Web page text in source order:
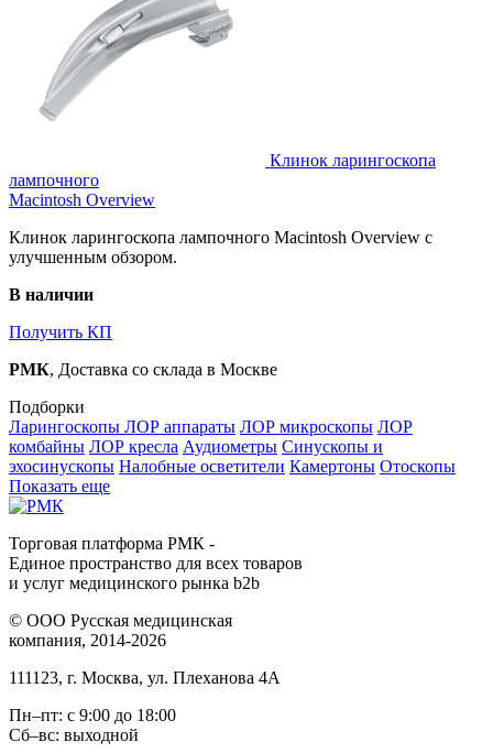
Клинок ларингоскопа
лампочного
Macintosh Overview
Клинок ларингоскопа лампочного Macintosh Overview c
улучшенным обзором.
В наличии
Получить КП
РМК, Доставка со склада в Москве
Подборки
Ларингоскопы ЛОР аппараты ЛОР микроскопы ЛОР
комбайны ЛОР кресла Аудиометры Синускопы и
эхосинускопы Налобные осветители Камертоны Отоскопы
Показать еще
Торговая платформа РМК -
Единое пространство для всех товаров
и услуг медицинского рынка b2b
© ООО Русская медицинская
компания, 2014-2026
111123, г. Москва, ул. Плеханова 4А
Пн–пт: с 9:00 до 18:00
Сб–вс: выходной